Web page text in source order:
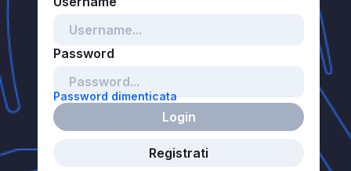
Password dimenticata
Login
Registrati